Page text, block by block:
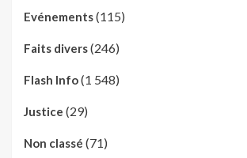
Evénements(115)
Faits divers(246)
Flash Info(1 548)
Justice (29)
Non classé (71)